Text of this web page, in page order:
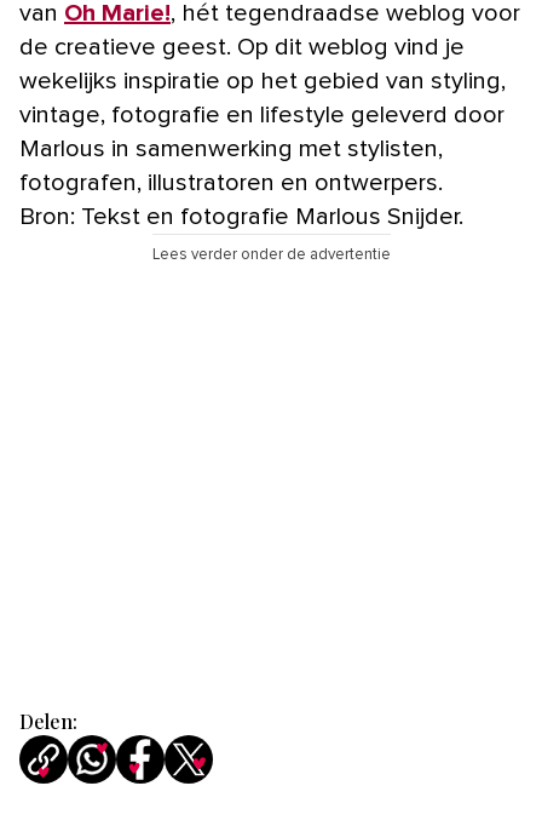
van Oh Marie!, hét tegendraadse weblog voor
de creatieve geest. Op dit weblog vind je
wekelijks inspiratie op het gebied van styling,
vintage, fotografie en lifestyle geleverd door
Marlous in samenwerking met stylisten,
fotografen, illustratoren en ontwerpers.
Bron: Tekst en fotografie Marlous Snijder.
Lees verder onder de advertentie
Delen: